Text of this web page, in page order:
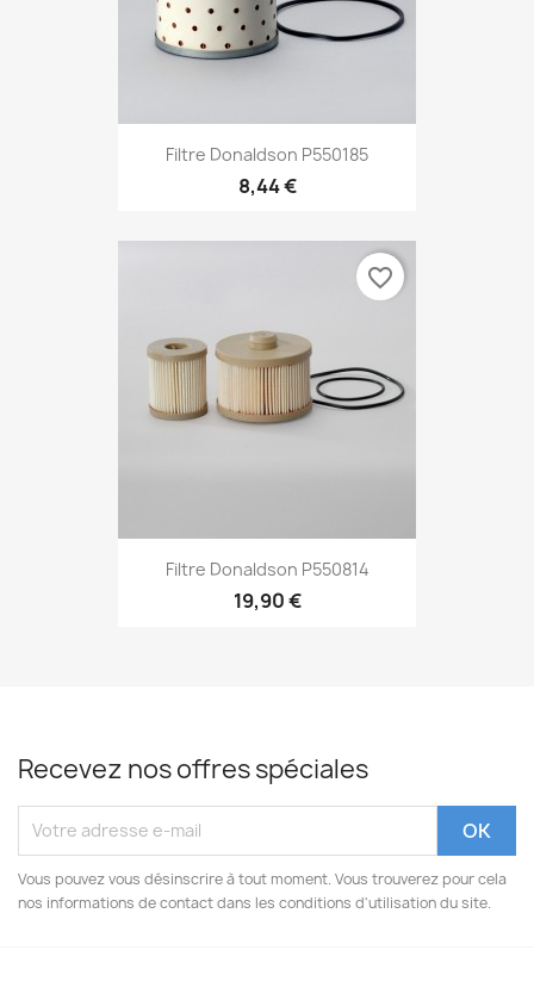
Filtre Donaldson P550185
8,44 €
Filtre Donaldson P550814
19,90 €
favorite_border
Recevez nos offres spéciales
Vous pouvez vous désinscrire à tout moment. Vous trouverez pour cela
nos informations de contact dans les conditions d'utilisation du site.